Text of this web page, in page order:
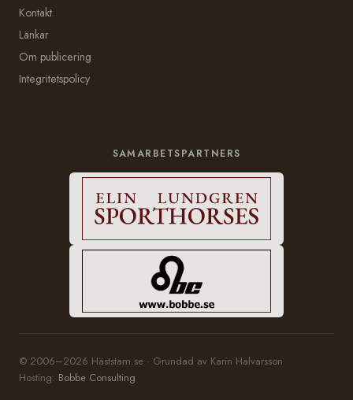
Kontakt
Länkar
Om publicering
Integritetspolicy
SAMARBETSPARTNERS
© 2006–2026 Häststam.se · Grundad av Karin Halvarsson
Hosting: Bobbe Consulting